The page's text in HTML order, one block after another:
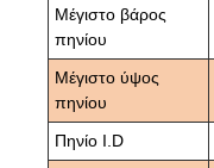
Μέγιστο βάρος
πηνίου
Μέγιστο ύψος
πηνίου
Πηνίο I.D